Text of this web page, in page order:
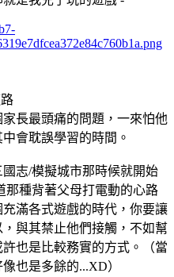
長最頭痛的問題，一來怕他
會耽誤學習的時間。
志/模擬城市那時候就開始
那種背著父母打電動的心路
滿各式遊戲的時代，你要讓
與其禁止他們接觸，不如幫
也是比較務實的方式。（當
也是多餘的...XD）